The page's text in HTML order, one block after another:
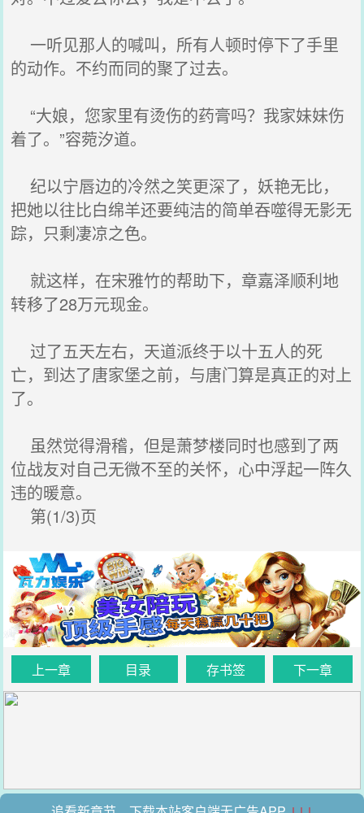
一听见那人的喊叫，所有人顿时停下了手里
的动作。不约而同的聚了过去。
“大娘，您家里有烫伤的药膏吗？我家妹妹伤
着了。”容菀汐道。
纪以宁唇边的冷然之笑更深了，妖艳无比，
把她以往比白绵羊还要纯洁的简单吞噬得无影无
踪，只剩凄凉之色。
就这样，在宋雅竹的帮助下，章嘉泽顺利地
转移了28万元现金。
过了五天左右，天道派终于以十五人的死
亡，到达了唐家堡之前，与唐门算是真正的对上
了。
虽然觉得滑稽，但是萧梦楼同时也感到了两
位战友对自己无微不至的关怀，心中浮起一阵久
违的暖意。
第(1/3)页
上一章 目录 存书签 下一章